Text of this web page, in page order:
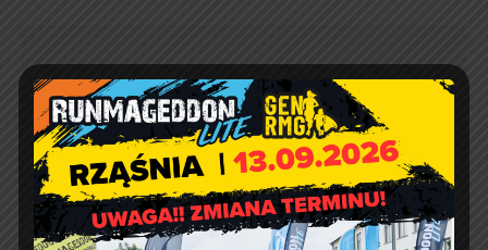
Mobilna Akademia Młodych
Orłów